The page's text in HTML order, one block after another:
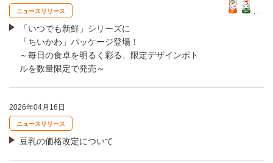
ニュースリリース
「いつでも新鮮」シリーズに
「ちいかわ」パッケージ登場！
～毎日の食卓を明るく彩る、限定デザインボト
ルを数量限定で発売～
2026年04月16日
ニュースリリース
豆乳の価格改定について